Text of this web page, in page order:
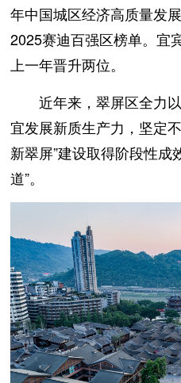
年中国城区经济高质量发
2025赛迪百强区榜单。宜
上一年晋升两位。
近年来，翠屏区全力以
宜发展新质生产力，坚定
新翠屏”建设取得阶段性成
道”。